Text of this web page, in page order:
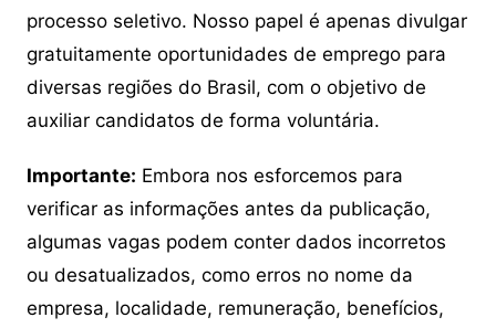
processo seletivo. Nosso papel é apenas divulgar
gratuitamente oportunidades de emprego para
diversas regiões do Brasil, com o objetivo de
auxiliar candidatos de forma voluntária.
Importante: Embora nos esforcemos para
verificar as informações antes da publicação,
algumas vagas podem conter dados incorretos
ou desatualizados, como erros no nome da
empresa, localidade, remuneração, benefícios,